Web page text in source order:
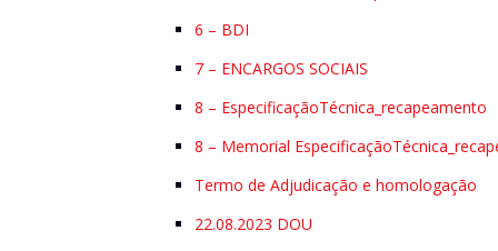
6 – BDI
7 – ENCARGOS SOCIAIS
8 – EspecificaçãoTécnica_recapeamento
8 – Memorial
Termo de Adjudicação e homologação
22.08.2023 DOU